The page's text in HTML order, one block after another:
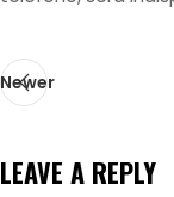
Newer
LEAVE A REPLY